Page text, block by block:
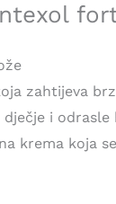
zahtijeva
dječje i odrasle
krema koja